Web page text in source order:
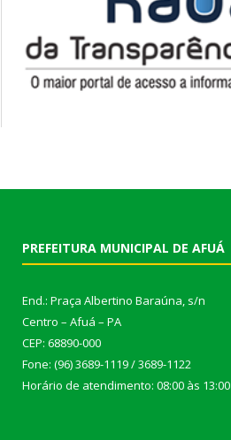
PREFEITURA MUNICIPAL DE AFUÁ
End.: Praça Albertino Baraúna, s/n
Centro – Afuá – PA
CEP: 68890-000
Fone: (96) 3689-1119 / 3689-1122
Horário de atendimento: 08:00 às 13:00